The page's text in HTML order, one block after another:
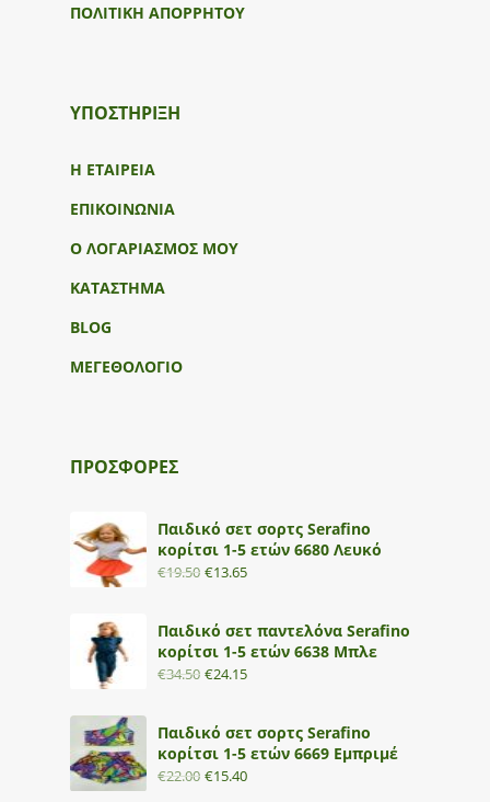
ΠΟΛΙΤΙΚΗ ΑΠΟΡΡΗΤΟΥ
ΥΠΟΣΤΉΡΙΞΗ
Η ΕΤΑΙΡΕΙΑ
ΕΠΙΚΟΙΝΩΝΙΑ
Ο ΛΟΓΑΡΙΑΣΜΟΣ ΜΟΥ
ΚΑΤΑΣΤΗΜΑ
BLOG
ΜΕΓΕΘΟΛΟΓΙΟ
ΠΡΟΣΦΟΡΕΣ
Παιδικό σετ σορτς Serafino
κορίτσι 1-5 ετών 6680 Λευκό
€19.50 €13.65
Παιδικό σετ παντελόνα Serafino
κορίτσι 1-5 ετών 6638 Μπλε
€34.50 €24.15
Παιδικό σετ σορτς Serafino
κορίτσι 1-5 ετών 6669 Εμπριμέ
€22.00 €15.40